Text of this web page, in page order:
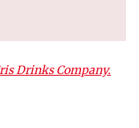
Drinks Company.